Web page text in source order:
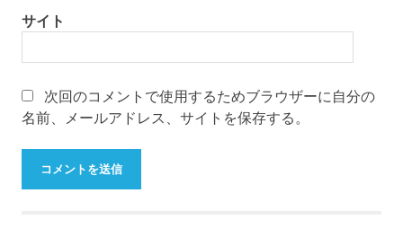
サイト
次回のコメントで使用するためブラウザーに自分の
名前、メールアドレス、サイトを保存する。